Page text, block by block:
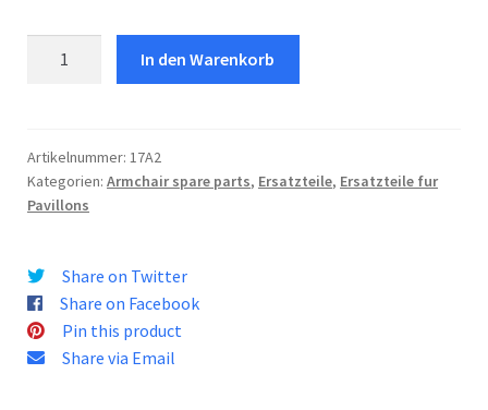
In den Warenkorb
Artikelnummer: 17A2
Kategorien: Armchair spare parts, Ersatzteile, Ersatzteile fur
Pavillons
Share on Twitter
Share on Facebook
Pin this product
Share via Email